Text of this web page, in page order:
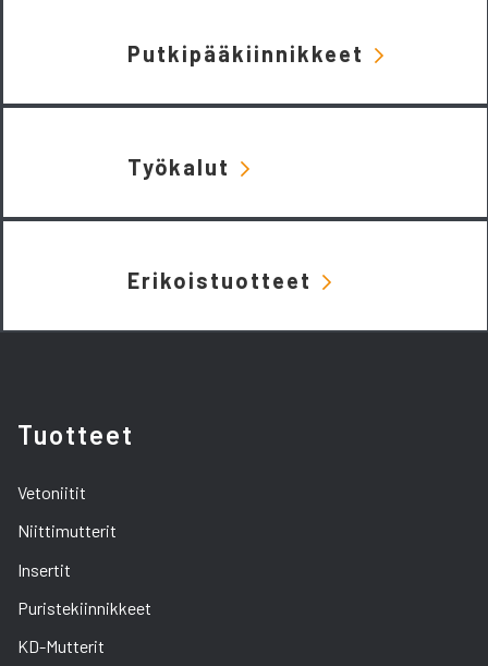
Putkipääkiinnikkeet
Työkalut
Erikoistuotteet
Tuotteet
Vetoniitit
Niittimutterit
Insertit
Puristekiinnikkeet
KD-Mutterit